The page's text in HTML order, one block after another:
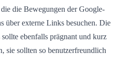
die die Bewegungen der Google-
über externe Links besuchen. Die
sollte ebenfalls prägnant und kurz
sie sollten so benutzerfreundlich